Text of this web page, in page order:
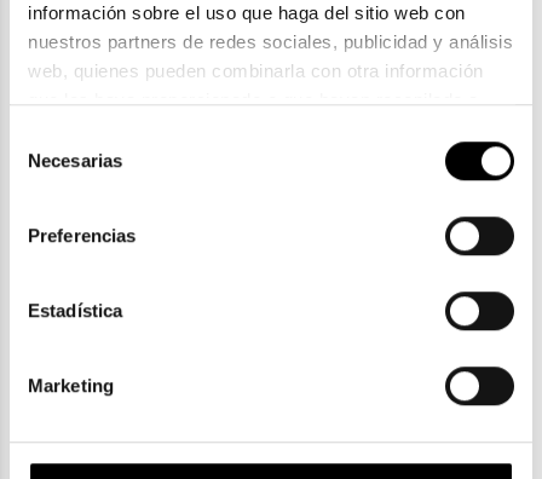
información sobre el uso que haga del sitio web con
nuestros partners de redes sociales, publicidad y análisis
web, quienes pueden combinarla con otra información
que les haya proporcionado o que hayan recopilado a
la política de privacidad en el siguiente
. Consulta
Necesarias
Preferencias
Estadística
Marketing
RAY-BAN RX 5393
En Stock